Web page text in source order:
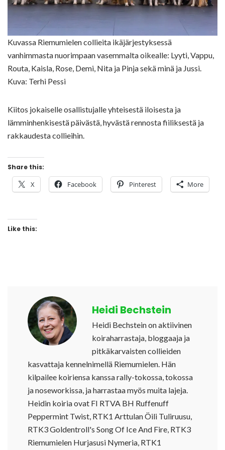
Kuvassa Riemumielen collieita ikäjärjestyksessä
vanhimmasta nuorimpaan vasemmalta oikealle: Lyyti, Vappu,
Routa, Kaisla, Rose, Demi, Nita ja Pinja sekä minä ja Jussi.
Kuva: Terhi Pessi
Kiitos jokaiselle osallistujalle yhteisestä iloisesta ja
lämminhenkisestä päivästä, hyvästä rennosta fiiliksestä ja
rakkaudesta collieihin.
Share this:
X Facebook Pinterest More
Like this:
Heidi Bechstein
Heidi Bechstein on aktiivinen
koiraharrastaja, bloggaaja ja
pitkäkarvaisten collieiden
kasvattaja kennelnimellä Riemumielen. Hän
kilpailee koiriensa kanssa rally-tokossa, tokossa
ja noseworkissa, ja harrastaa myös muita lajeja.
Heidin koiria ovat FI RTVA BH Ruffenuff
Peppermint Twist, RTK1 Arttulan Öili Tuliruusu,
RTK3 Goldentroll's Song Of Ice And Fire, RTK3
Riemumielen Hurjasusi Nymeria, RTK1